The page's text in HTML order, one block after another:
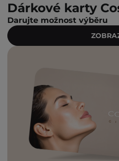
Dárkové karty
Darujte možnost výběru